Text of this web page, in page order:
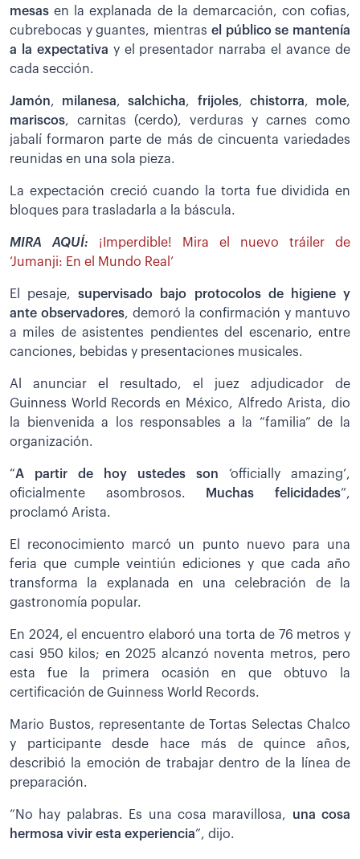
mesasen la explanada de la demarcación, con cofias,
cubrebocas y guantes, mientras el público se mantenía
a la expectativa y el presentador narraba el avance de
cada sección.
Jamón, milanesa,salchicha, frijoles, chistorra, mole,
mariscos, carnitas (cerdo), verduras y carnes como
jabalí formaron parte de más de cincuenta variedades
reunidas en una sola pieza.
La expectación creció cuando la torta fue dividida en
bloques para trasladarla a la báscula.
MIRA AQUÍ: ¡Imperdible! Mira el nuevo tráiler de
‘Jumanji: En el Mundo Real’
El pesaje,supervisado bajo protocolos de higiene y
ante observadores, demoró la confirmación y mantuvo
a miles de asistentes pendientes del escenario, entre
canciones, bebidas y presentaciones musicales.
Al anunciar el resultado, el juez adjudicador de
Guinness World Records en México, Alfredo Arista, dio
la bienvenida a los responsables a la “familia” de la
organización.
“A partir de hoy ustedes son ‘officially amazing’,
oficialmente asombrosos.
Muchas felicidades”,
proclamó Arista.
El reconocimiento marcó un punto nuevo para una
feria que cumple veintiún ediciones y que cada año
transforma la explanada en una celebración de la
gastronomía popular.
En 2024, el encuentro elaboró una torta de 76 metros y
casi 950 kilos; en 2025 alcanzó noventa metros, pero
esta fue la primera ocasión en que obtuvo la
certificación de Guinness World Records.
Mario Bustos, representante de Tortas Selectas Chalco
y participante desde hace más de quince años,
describió la emoción de trabajar dentro de la línea de
preparación.
“No hay palabras. Es una cosa maravillosa, una cosa
hermosa vivir esta experiencia”, dijo.